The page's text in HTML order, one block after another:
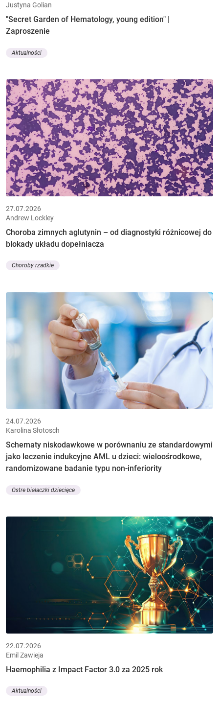
Justyna Golian
"Secret Garden of Hematology, young edition" |
Zaproszenie
Aktualności
27.07.2026
Andrew Lockley
Choroba zimnych aglutynin – od diagnostyki różnicowej do
blokady układu dopełniacza
Choroby rzadkie
24.07.2026
Karolina Słotosch
Schematy niskodawkowe w porównaniu ze standardowymi
jako leczenie indukcyjne AML u dzieci: wieloośrodkowe,
randomizowane badanie typu non-inferiority
Ostre białaczki dziecięce
22.07.2026
Emil Zawieja
Haemophilia z Impact Factor 3.0 za 2025 rok
Aktualności